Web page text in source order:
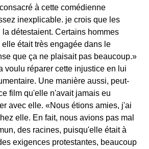
à cette comédienne
inexplicable. je crois que les
détestaient. Certains hommes
était très engagée dans le
que ça ne plaisait pas beaucoup.»
voulu réparer cette injustice en lui
Une manière aussi, peut-
film qu'elle n'avait jamais eu
avec elle. «Nous étions amies, j'ai
elle. En fait, nous avions pas mal
des racines, puisqu'elle était à
exigences protestantes, beaucoup